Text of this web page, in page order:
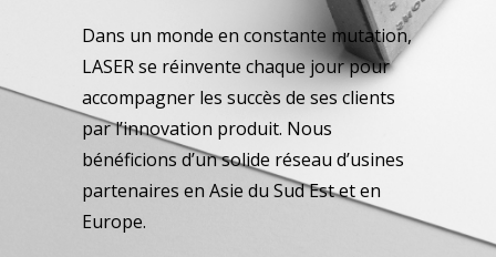
Dans un monde en constante mutation,
LASER se réinvente chaque jour pour
accompagner les succès de ses clients
par l’innovation produit. Nous
bénéficions d’un solide réseau d’usines
partenaires en Asie du Sud Est et en
Europe.